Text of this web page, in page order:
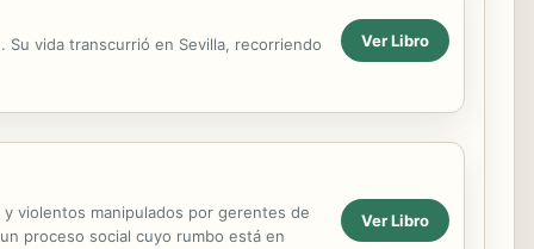
Su vida transcurrió en Sevilla, recorriendo Ver Libro
violentos manipulados por gerentes de
proceso social cuyo rumbo está en
Ver Libro